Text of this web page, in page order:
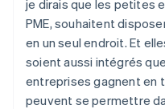
je dirais que les petites
PME, souhaitent
en un seul endroit. Et
soient aussi intégrés
entreprises gagnent en
peuvent se permettre